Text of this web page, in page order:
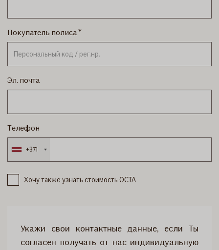
Покупатель полиса
Эл. почта
Tелефон
+371
Хочу также узнать стоимость OCTA
Укажи свои контактные данные, если Ты
согласен получать от нас индивидуальную